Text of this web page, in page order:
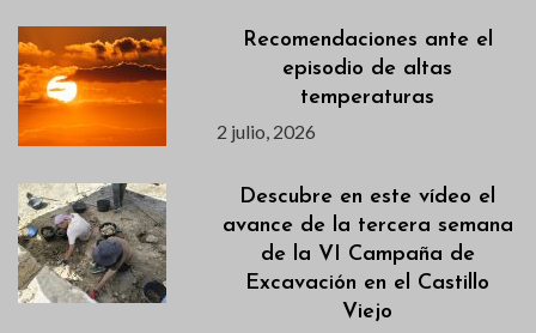
Recomendaciones ante el
episodio de altas
temperaturas
2 julio, 2026
Descubre en este vídeo el
avance de la tercera semana
de la VI Campaña de
Excavación en el Castillo
Viejo